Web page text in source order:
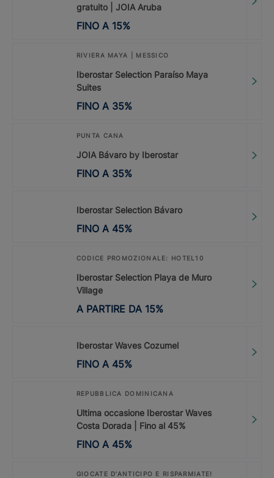
gratuito | JOIA Aruba
FINO A 15%
RIVIERA MAYA | MESSICO
Iberostar Selection Paraíso Maya
Suites
FINO A 35%
PUNTA CANA
JOIA Bávaro by Iberostar
FINO A 35%
Iberostar Selection Bávaro
FINO A 45%
CODICE PROMOZIONALE: HOTEL10
Iberostar Selection Playa de Muro
Village
A PARTIRE DA 15%
Iberostar Waves Cozumel
FINO A 45%
REPUBBLICA DOMINICANA
Ultima occasione Iberostar Waves
Costa Dorada | Fino al 45%
FINO A 45%
GIOCATE D’ANTICIPO E RISPARMIATE!